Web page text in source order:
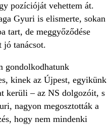
pozícióját vehettem át.
Gyuri is elismerte, sokan
tart, de meggyőződése
tanácsot.
gondolkodhatunk
kinek az Újpest, egyikünk
kerüli – az NS dolgozóit, s
nagyon megosztották a
hogy nem mindenki